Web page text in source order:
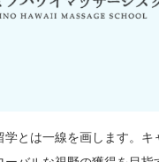
とは一線を画します。キ